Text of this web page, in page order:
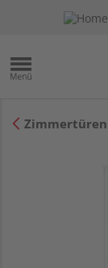
Zimmertüren